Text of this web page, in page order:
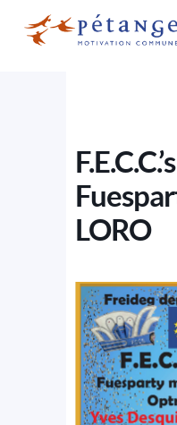
LORO